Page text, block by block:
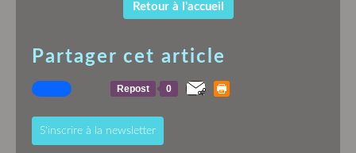
Retour à l'accueil
Partager cet article
Repost 0
S'inscrire à la newsletter